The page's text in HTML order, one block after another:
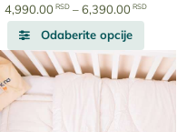
4,990.00 RSD – 6,390.00 RSD
RSD
Odaberite opcije
Ovaj
ima
više